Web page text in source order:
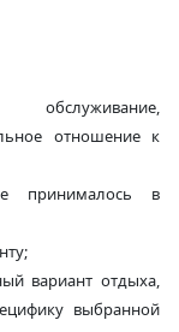
обслуживание,
отношение к
принималось в
вариант отдыха,
выбранной